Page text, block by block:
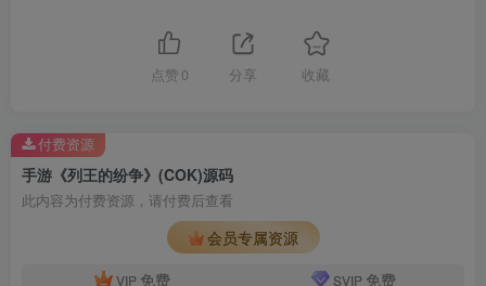
点赞 0 分享 收藏
手游《列王的纷争》(COK)源码
此内容为付费资源，请付费后查看
会员专属资源
VIP 免费 SVIP 免费
付费资源